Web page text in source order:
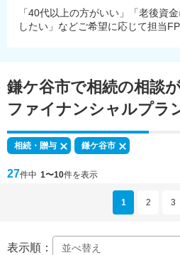
「40代以上の方がいい」「老後資
したい」などご希望に応じて担当
鎌ケ谷市で相続の相談
ファイナンシャルプラ
相続・贈与 鎌ケ谷市
27件中 1〜10件を表示
1 2 3
表示順：